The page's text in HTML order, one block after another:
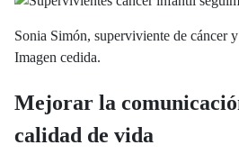
Sonia Simón, superviviente de cáncer
Imagen cedida.
Mejorar la
calidad de vida